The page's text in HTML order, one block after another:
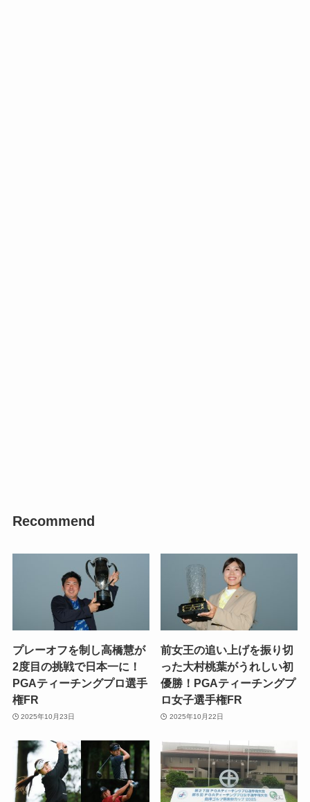
Recommend
プレーオフを制し高橋慧が
2度目の挑戦で日本一に！
PGAティーチングプロ選手
権FR
2025年10月23日
前女王の追い上げを振り切
った大村桃葉がうれしい初
優勝！PGAティーチングプ
ロ女子選手権FR
2025年10月22日